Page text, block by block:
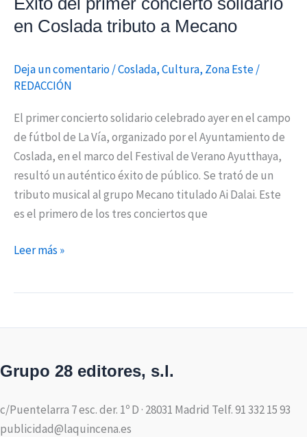
en Coslada tributo a Mecano
Deja un comentario/Coslada,Cultura, Zona Este/
REDACCIÓN
El primer concierto solidario celebrado ayer en el campo
de fútbol de La Vía, organizado por el Ayuntamiento de
Coslada, en el marco del Festival de Verano Ayutthaya,
resultó un auténtico éxito de público. Se trató de un
tributo musical al grupo Mecano titulado Ai Dalai. Este
es el primero de los tres conciertos que
Leer más »
Grupo 28 editores, s.l.
c/Puentelarra 7 esc. der. 1º D · 28031 Madrid Telf. 91 332 15 93
publicidad@laquincena.es